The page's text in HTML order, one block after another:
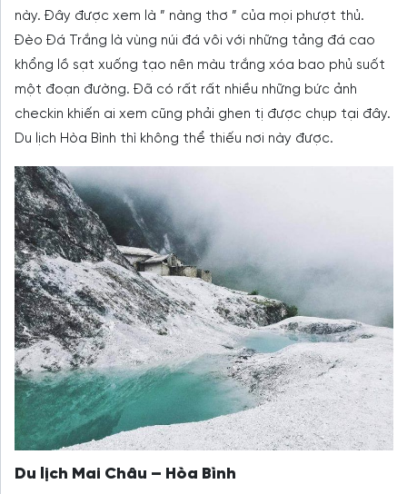
này. Đây được xem là ” nàng thơ ” của mọi phượt thủ.
Đèo Đá Trắng là vùng núi đá vôi với những tảng đá cao
khổng lồ sạt xuống tạo nên màu trắng xóa bao phủ suốt
một đoạn đường. Đã có rất rất nhiều những bức ảnh
checkin khiến ai xem cũng phải ghen tị được chụp tại đây.
Du lịch Hòa Bình thì không thể thiếu nơi này được.
Du lịch Mai Châu – Hòa Bình